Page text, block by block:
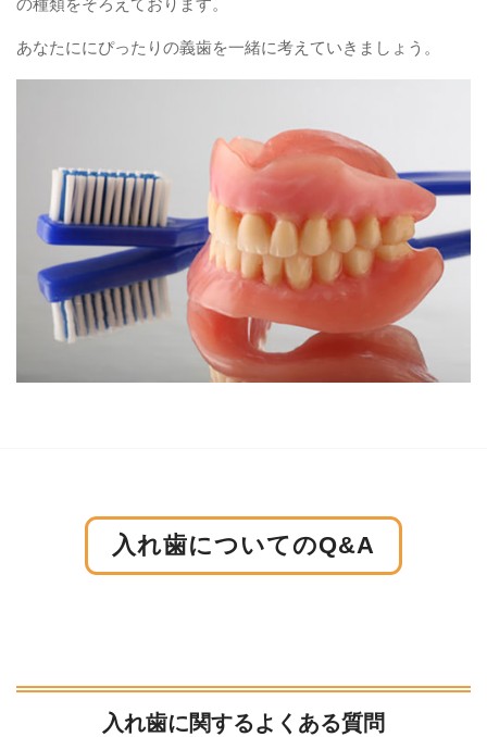
の種類をそろえております。
あなたににぴったりの義歯を一緒に考えていきましょう。
入れ歯についてのQ&A
入れ歯に関するよくある質問